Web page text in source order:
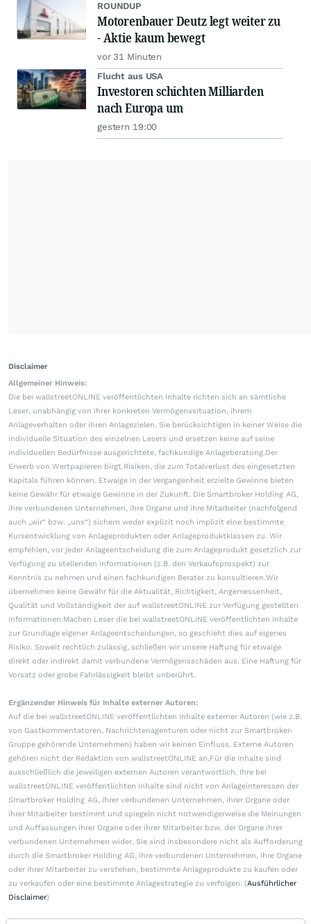
ROUNDUP
Motorenbauer Deutz legt weiter zu
- Aktie kaum bewegt
vor 31 Minuten
Flucht aus USA
Investoren schichten Milliarden
nach Europa um
gestern 19:00
Disclaimer
Allgemeiner Hinweis:
Die bei wallstreetONLINE veröffentlichten Inhalte richten sich an sämtliche
Leser, unabhängig von ihrer konkreten Vermögenssituation, ihrem
Anlageverhalten oder ihren Anlagezielen. Sie berücksichtigen in keiner Weise die
individuelle Situation des einzelnen Lesers und ersetzen keine auf seine
individuellen Bedürfnisse ausgerichtete, fachkundige Anlageberatung.Der
Erwerb von Wertpapieren birgt Risiken, die zum Totalverlust des eingesetzten
Kapitals führen können. Etwaige in der Vergangenheit erzielte Gewinne bieten
keine Gewähr für etwaige Gewinne in der Zukunft. Die Smartbroker Holding AG,
ihre verbundenen Unternehmen, ihre Organe und ihre Mitarbeiter (nachfolgend
auch „wir“ bzw. „uns“) sichern weder explizit noch implizit eine bestimmte
Kursentwicklung von Anlageprodukten oder Anlageproduktklassen zu. Wir
empfehlen, vor jeder Anlageentscheidung die zum Anlageprodukt gesetzlich zur
Verfügung zu stellenden Informationen (z.B. den Verkaufsprospekt) zur
Kenntnis zu nehmen und einen fachkundigen Berater zu konsultieren.Wir
übernehmen keine Gewähr für die Aktualität, Richtigkeit, Angemessenheit,
Qualität und Vollständigkeit der auf wallstreetONLINE zur Verfügung gestellten
Informationen.Machen Leser die bei wallstreetONLINE veröffentlichten Inhalte
zur Grundlage eigener Anlageentscheidungen, so geschieht dies auf eigenes
Risiko. Soweit rechtlich zulässig, schließen wir unsere Haftung für etwaige
direkt oder indirekt damit verbundene Vermögensschäden aus. Eine Haftung für
Vorsatz oder grobe Fahrlässigkeit bleibt unberührt.
Ergänzender Hinweis für Inhalte externer Autoren:
Auf die bei wallstreetONLINE veröffentlichten Inhalte externer Autoren (wie z.B.
von Gastkommentatoren, Nachrichtenagenturen oder nicht zur Smartbroker-
Gruppe gehörende Unternehmen) haben wir keinen Einfluss. Externe Autoren
gehören nicht der Redaktion von wallstreetONLINE an.Für die Inhalte sind
ausschließlich die jeweiligen externen Autoren verantwortlich. Ihre bei
wallstreetONLINE veröffentlichten Inhalte sind nicht von Anlageinteressen der
Smartbroker Holding AG, ihrer verbundenen Unternehmen, ihrer Organe oder
ihrer Mitarbeiter bestimmt und spiegeln nicht notwendigerweise die Meinungen
und Auffassungen ihrer Organe oder ihrer Mitarbeiter bzw. der Organe ihrer
verbundenen Unternehmen wider. Sie sind insbesondere nicht als Aufforderung
durch die Smartbroker Holding AG, ihre verbundenen Unternehmen, ihre Organe
oder ihrer Mitarbeiter zu verstehen, bestimmte Anlageprodukte zu kaufen oder
zu verkaufen oder eine bestimmte Anlagestrategie zu verfolgen. (Ausführlicher
Disclaimer)